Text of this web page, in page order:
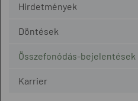
Hirdetmények
Döntések
Összefonódás-bejelentések
Karrier